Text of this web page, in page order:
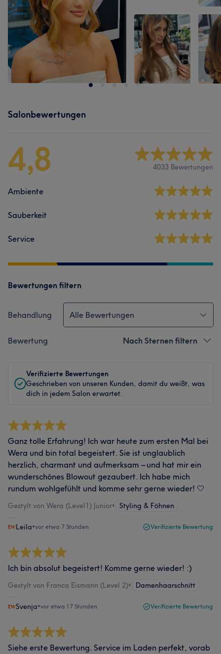
Salonbewertungen
4,8 4033 Bewertungen
Ambiente
Sauberkeit
Service
Bewertungen filtern
Behandlung Alle Bewertungen
Bewertung Nach Sternen filtern
Verifizierte Bewertungen
Geschrieben von unseren Kunden, damit du weißt, was
dich in jedem Salon erwartet.
Ganz tolle Erfahrung! Ich war heute zum ersten Mal bei
Wera und bin total begeistert. Sie ist unglaublich
herzlich, charmant und aufmerksam – und hat mir ein
wunderschönes Blowout gezaubert. Ich habe mich
rundum wohlgefühlt und komme sehr gerne wieder! 🤍
Gestylt von Wera (Level1) Junior• Styling & Föhnen
Leila•vor etwa 7 Stunden Verifizierte Bewertung
Ich bin absolut begeistert! Komme gerne wieder! :)
Gestylt von Franca Eismann (Level 2)• Damenhaarschnitt
Svenja•vor etwa 17 Stunden Verifizierte Bewertung
Siehe erste Bewertung. Service im Laden perfekt, vorab